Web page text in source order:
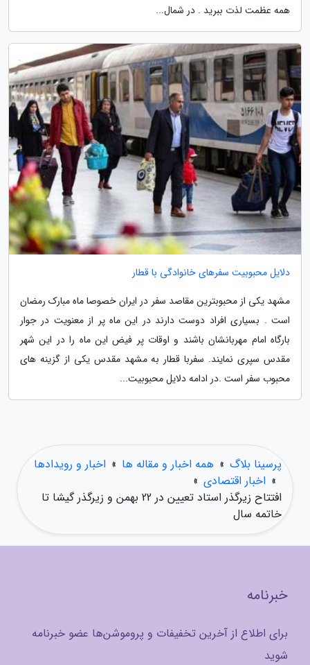
همه عظمت لذت ببرید . در شمال...
دلایل محبوبیت سفرهای خانوادگی با قطار
مشهد یکی از محبوبترین مقاصد سفر در ایران خصوصا ماه مبارک رمضان
است . بسیاری افراد دوست دارند در این ماه پر از معنویت در جوار
بارگاه امام مهربانشان باشند و اوقات پر فیض این ماه را در این شهر
مقدس سپری نمایند. سفربا قطار به مشهد مقدس یکی از گزینه های
محبوب سفر است .در ادامه دلایل محبوبیت...
پرسینا بلاگ » همه اخبار و مقاله ها » اخبار و رویدادها
» اخبار اقتصادی »
افتتاح زیرگذر استاد تعیین در 22 بهمن و زیرگذر گیشا تا
خاتمه سال
خبرنامه
برای اطلاع از آخرین تخفیفات و پروموشن‌ها عضو خبرنامه
شوید